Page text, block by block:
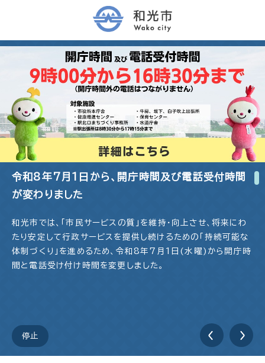
停止
令和8年7月1日から、開庁時間及び電話受付時間
が変わりました
和光市では、「市民サービスの質」を維持・向上させ、将来にわ
たり安定して行政サービスを提供し続けるための「持続可能な
体制づくり」を進めるため、令和8年7月1日(水曜)から開庁時
間と電話受け付け時間を変更しました。